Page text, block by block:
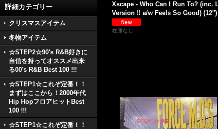
詳細カテゴリー
クリスマスアイテム
冬物アイテム
☆STEP2☆90's R&B好きに
自信を持ってオススメ出来
る00's R&B Best 100 !!!
☆STEP1☆これぞ定番！！
まずはここから！2000年代
Hip HopフロアヒットBest
100 !!!
☆STEP1☆これぞ定番！！
Xscape - Who Can I Run To? (inc.
Version !! a/w Feels So Good) (12'')
在庫なし